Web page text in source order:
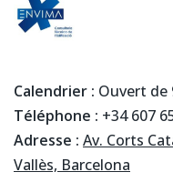
Calendrier : Ouvert de
Téléphone : +34 607
Adresse : Av. Corts
Vallès, Barcelona